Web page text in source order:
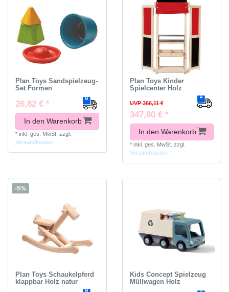
Plan Toys Sandspielzeug-
Set Formen
26,82 € *
In den Warenkorb
* inkl. ges. MwSt. zzgl.
Versandkosten
Plan Toys Kinder
Spielcenter Holz
UVP 366,11 €
347,80 € *
In den Warenkorb
* inkl. ges. MwSt. zzgl.
Versandkosten
-5%
Plan Toys Schaukelpferd
klappbar Holz natur
Kids Concept Spielzeug
Müllwagen Holz